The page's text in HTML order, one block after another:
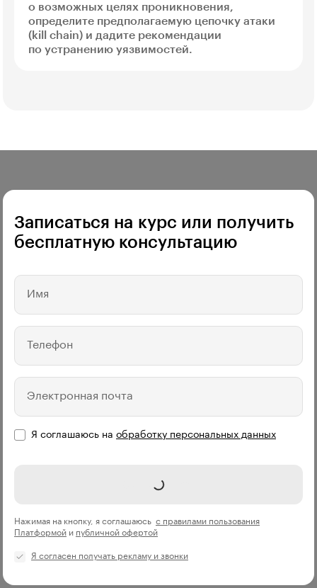
о возможных целях проникновения,
определите предполагаемую цепочку атаки
(kill chain) и дадите рекомендации
по устранению уязвимостей.
Записаться на курс или получить
бесплатную консультацию
Имя
Телефон
Электронная почта
Я соглашаюсь на обработку персональных данных
Записаться
Нажимая на кнопку, я соглашаюсь с правилами пользования
Платформой и публичной офертой
Я согласен получать рекламу и звонки